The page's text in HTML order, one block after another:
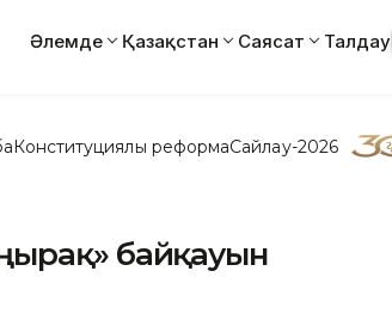
Әлемде Қазақстан Саясат Талдау
Конституциялық реформаСайлау-2026
байқауын